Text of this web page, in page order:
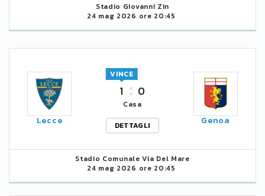
Stadio Giovanni Zin
24 mag 2026 ore 20:45
Lecce
1
VINCE
0
Casa
DETTAGLI
Genoa
Stadio Comunale Via Del Mare
24 mag 2026 ore 20:45